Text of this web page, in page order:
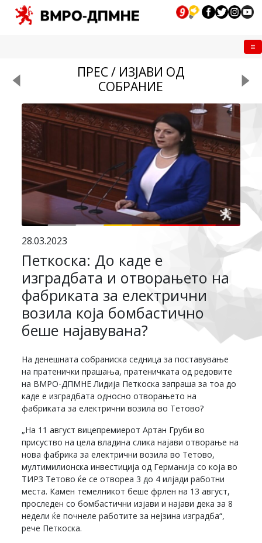
ПРЕС / ИЗЈАВИ ОД
СОБРАНИЕ
28.03.2023
Петкоска: До каде е
изградбата и отворањето на
фабриката за електрични
возила која бомбастично
беше најавувана?
На денешната собраниска седница за поставување
на пратенички прашања, пратеничката од редовите
на ВМРО-ДПМНЕ Лидија Петкоска запраша за тоа до
каде е изградбата односно отворањето на
фабриката за електрични возила во Тетово?
„На 11 август вицепремиерот Артан Груби во
присуство на цела владина слика најави отворање на
нова фабрика за електрични возила во Тетово,
мултимилионска инвестиција од Германија со која во
ТИРЗ Тетово ќе се отвореа 3 до 4 илјади работни
места. Камен темелникот беше фрлен на 13 август,
проследен со бомбастични изјави и најави дека за 8
недели ќе почнеле работите за нејзина изградба“,
рече Петкоска.